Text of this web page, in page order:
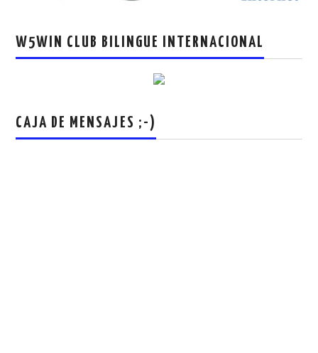
W5WIN CLUB BILINGUE INTERNACIONAL
CAJA DE MENSAJES ;-)